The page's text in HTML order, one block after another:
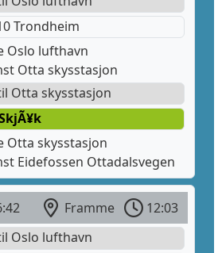
Trondheim
Oslo lufthavn
Otta skysstasjon
Otta skysstasjon
Otta skysstasjon
Eidefossen Ottadalsvegen
Framme
12:03
Oslo lufthavn